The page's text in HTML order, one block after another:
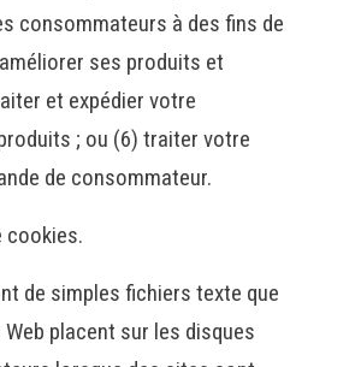
consommateurs à des fins de
ses produits et
et expédier votre
; ou (6) traiter votre
de consommateur.
cookies.
de simples fichiers texte que
placent sur les disques